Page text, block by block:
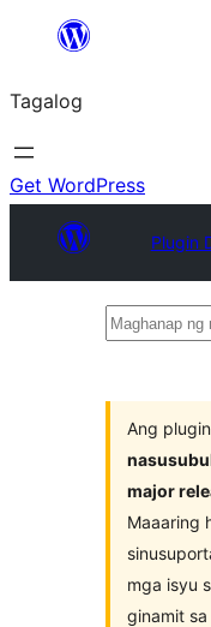
Lumaktaw
sa
content
Tagalog
Get WordPress
Plugin
Maghanap
plugin
Ang
major
Maaaring
mga isyu
ginamit